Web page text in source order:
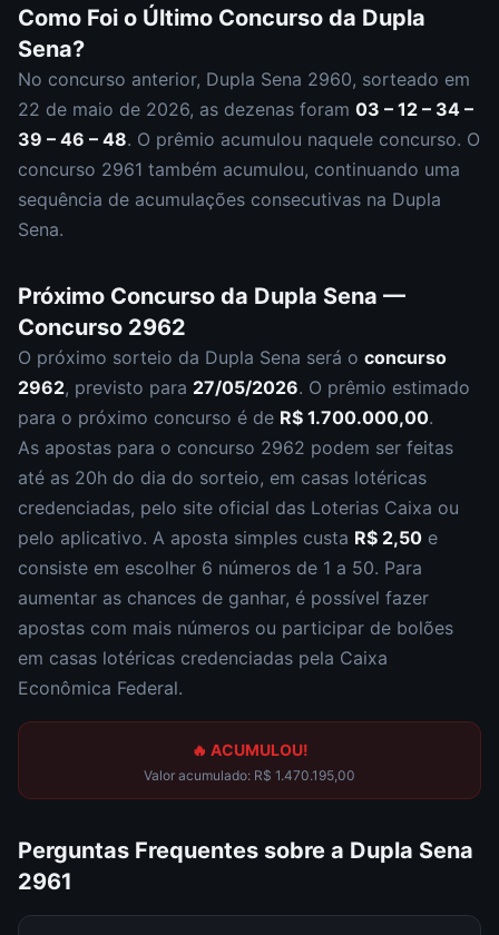
Como Foi o Último Concurso da Dupla
Sena?
No concurso anterior, Dupla Sena 2960, sorteado em
22 de maio de 2026, as dezenas foram 03 – 12 – 34 –
39 – 46 – 48. O prêmio acumulou naquele concurso. O
concurso 2961 também acumulou, continuando uma
sequência de acumulações consecutivas na Dupla
Sena.
Próximo Concurso da Dupla Sena —
Concurso 2962
O próximo sorteio da Dupla Sena será o concurso
2962, previsto para 27/05/2026. O prêmio estimado
para o próximo concurso é de R$ 1.700.000,00.
As apostas para o concurso 2962 podem ser feitas
até as 20h do dia do sorteio, em casas lotéricas
credenciadas, pelo site oficial das Loterias Caixa ou
pelo aplicativo. A aposta simples custa R$ 2,50 e
consiste em escolher 6 números de 1 a 50. Para
aumentar as chances de ganhar, é possível fazer
apostas com mais números ou participar de bolões
em casas lotéricas credenciadas pela Caixa
Econômica Federal.
🔥 ACUMULOU!
Valor acumulado: R$ 1.470.195,00
Perguntas Frequentes sobre a Dupla Sena
2961